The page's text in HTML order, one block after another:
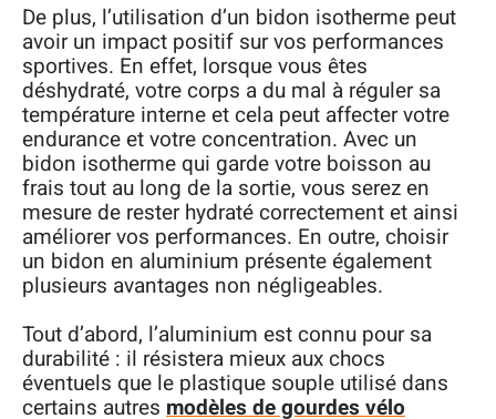
De plus, l’utilisation d’un bidon isotherme peut
avoir un impact positif sur vos performances
sportives. En effet, lorsque vous êtes
déshydraté, votre corps a du mal à réguler sa
température interne et cela peut affecter votre
endurance et votre concentration. Avec un
bidon isotherme qui garde votre boisson au
frais tout au long de la sortie, vous serez en
mesure de rester hydraté correctement et ainsi
améliorer vos performances. En outre, choisir
un bidon en aluminium présente également
plusieurs avantages non négligeables.
Tout d’abord, l’aluminium est connu pour sa
durabilité : il résistera mieux aux chocs
éventuels que le plastique souple utilisé dans
certains autres modèles de gourdes vélo